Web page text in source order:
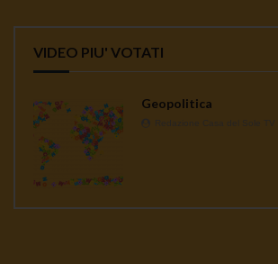
VIDEO PIU' VOTATI
Geopolitica